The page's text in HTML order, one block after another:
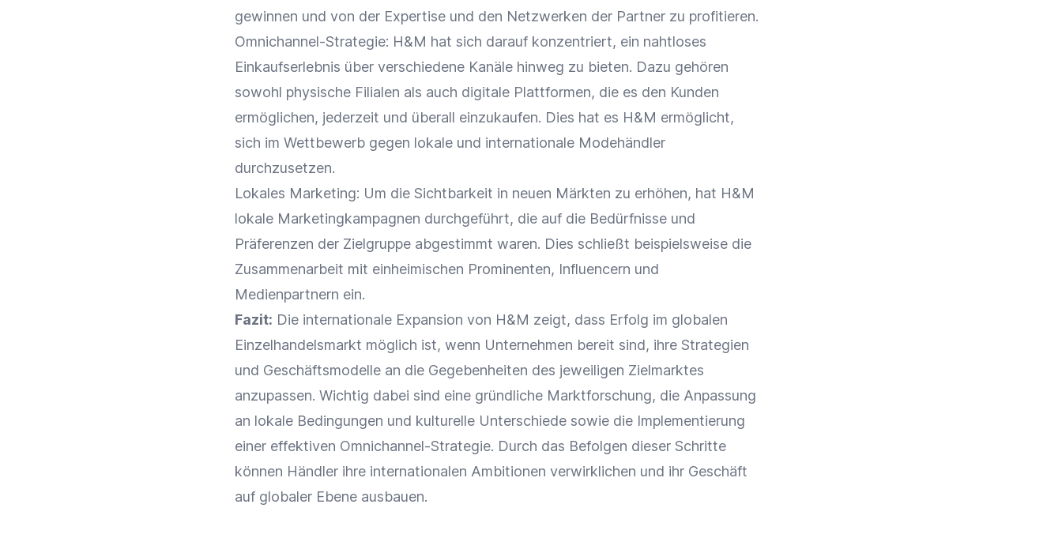
gewinnen und von der Expertise und den Netzwerken der Partner zu profitieren.
Omnichannel-Strategie: H&M hat sich darauf konzentriert, ein nahtloses
Einkaufserlebnis über verschiedene Kanäle hinweg zu bieten. Dazu gehören
sowohl physische Filialen als auch digitale Plattformen, die es den Kunden
ermöglichen, jederzeit und überall einzukaufen. Dies hat es H&M ermöglicht,
sich im Wettbewerb gegen lokale und internationale Modehändler
durchzusetzen.
Lokales Marketing: Um die Sichtbarkeit in neuen Märkten zu erhöhen, hat H&M
lokale Marketingkampagnen durchgeführt, die auf die Bedürfnisse und
Präferenzen der Zielgruppe abgestimmt waren. Dies schließt beispielsweise die
Zusammenarbeit mit einheimischen Prominenten, Influencern und
Medienpartnern ein.
Fazit: Die internationale Expansion von H&M zeigt, dass Erfolg im globalen
Einzelhandelsmarkt möglich ist, wenn Unternehmen bereit sind, ihre Strategien
und Geschäftsmodelle an die Gegebenheiten des jeweiligen Zielmarktes
anzupassen. Wichtig dabei sind eine gründliche Marktforschung, die Anpassung
an lokale Bedingungen und kulturelle Unterschiede sowie die Implementierung
einer effektiven Omnichannel-Strategie. Durch das Befolgen dieser Schritte
können Händler ihre internationalen Ambitionen verwirklichen und ihr Geschäft
auf globaler Ebene ausbauen.